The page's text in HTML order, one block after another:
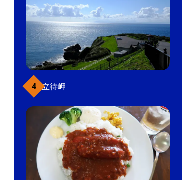
ホテルマイステイズ函館五稜郭
ホテル・ビジネスホテル
立待岬